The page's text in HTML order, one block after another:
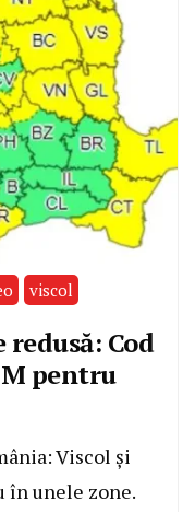
viscol
Cod
pentru
Viscol și
în unele zone.